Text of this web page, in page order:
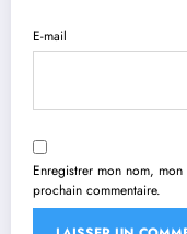
E-mail
Enregistrer mon nom,
prochain commentaire.